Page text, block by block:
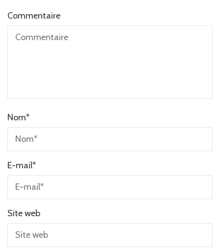
Commentaire
Nom*
E-mail*
Site web